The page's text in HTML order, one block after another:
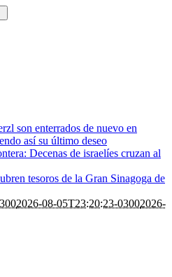
son enterrados de nuevo en
así su último deseo
Decenas de israelíes cruzan al
tesoros de la Gran Sinagoga de
2026-08-05T23:20:23-03002026-